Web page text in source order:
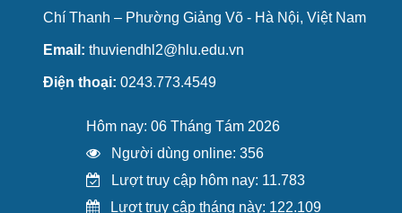
Chí Thanh – Phường Giảng Võ - Hà Nội, Việt Nam
Email: thuviendhl2@hlu.edu.vn
Điện thoại: 0243.773.4549
Hôm nay: 06 Tháng Tám 2026
Người dùng online: 356
Lượt truy cập hôm nay: 11.783
Lượt truy cập tháng này: 122.109